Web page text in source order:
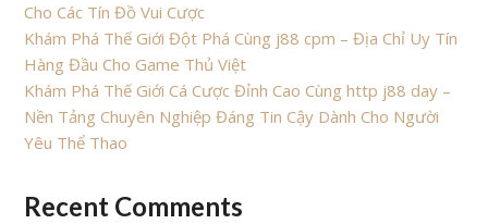
Cho Các Tín Đồ Vui Cược
Khám Phá Thế Giới Đột Phá Cùng j88 cpm – Địa Chỉ Uy Tín
Hàng Đầu Cho Game Thủ Việt
Khám Phá Thế Giới Cá Cược Đỉnh Cao Cùng http j88 day –
Nền Tảng Chuyên Nghiệp Đáng Tin Cậy Dành Cho Người
Yêu Thể Thao
Recent Comments